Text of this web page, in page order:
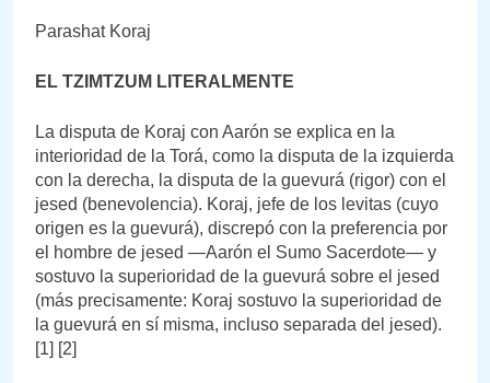
Parashat Koraj
EL TZIMTZUM LITERALMENTE
La disputa de Koraj con Aarón se explica en la
interioridad de la Torá, como la disputa de la izquierda
con la derecha, la disputa de la guevurá (rigor) con el
jesed (benevolencia). Koraj, jefe de los levitas (cuyo
origen es la guevurá), discrepó con la preferencia por
el hombre de jesed —Aarón el Sumo Sacerdote— y
sostuvo la superioridad de la guevurá sobre el jesed
(más precisamente: Koraj sostuvo la superioridad de
la guevurá en sí misma, incluso separada del jesed).
[1] [2]